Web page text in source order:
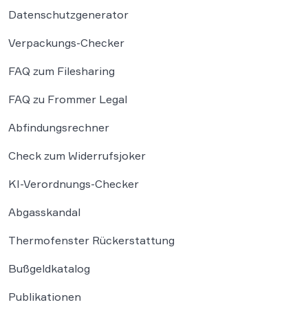
Datenschutzgenerator
Verpackungs-Checker
FAQ zum Filesharing
FAQ zu Frommer Legal
Abfindungsrechner
Check zum Widerrufsjoker
KI-Verordnungs-Checker
Abgasskandal
Thermofenster Rückerstattung
Bußgeldkatalog
Publikationen